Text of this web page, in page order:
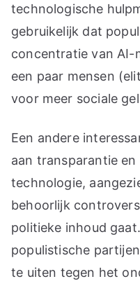
technologische
gebruikelijk dat
concentratie van AI-
een paar mensen
voor meer sociale
Een andere
aan transparantie
technologie,
behoorlijk
politieke inhoud
populistische
te uiten tegen het